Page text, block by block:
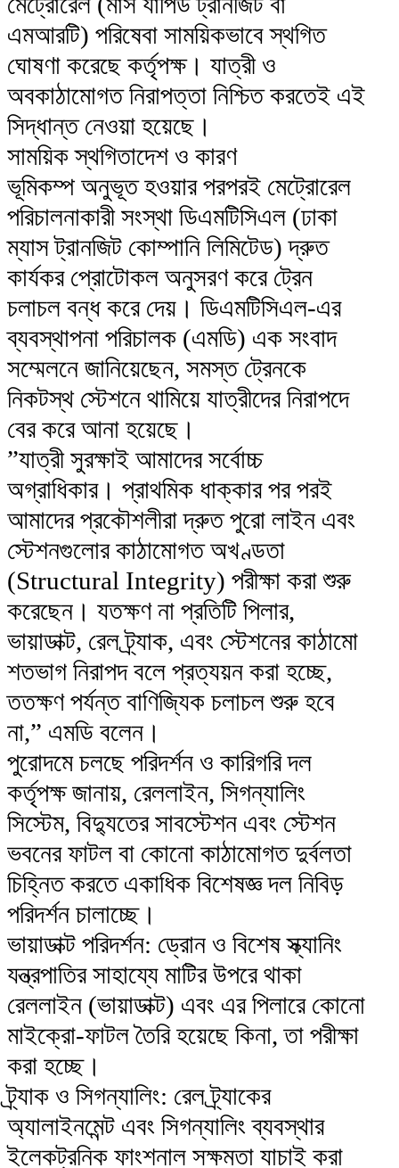
এমআরটি) পরিষেবা সাময়িকভাবে স্থগিত
ঘোষণা করেছে কর্তৃপক্ষ। যাত্রী ও
অবকাঠামোগত নিরাপত্তা নিশ্চিত করতেই এই
সিদ্ধান্ত নেওয়া হয়েছে।
​সাময়িক স্থগিতাদেশ ও কারণ
​ভূমিকম্প অনুভূত হওয়ার পরপরই মেট্রোরেল
পরিচালনাকারী সংস্থা ডিএমটিসিএল (ঢাকা
ম্যাস ট্রানজিট কোম্পানি লিমিটেড) দ্রুত
কার্যকর প্রোটোকল অনুসরণ করে ট্রেন
চলাচল বন্ধ করে দেয়। ডিএমটিসিএল-এর
ব্যবস্থাপনা পরিচালক (এমডি) এক সংবাদ
সম্মেলনে জানিয়েছেন, সমস্ত ট্রেনকে
নিকটস্থ স্টেশনে থামিয়ে যাত্রীদের নিরাপদে
বের করে আনা হয়েছে।
​”যাত্রী সুরক্ষাই আমাদের সর্বোচ্চ
অগ্রাধিকার। প্রাথমিক ধাক্কার পর পরই
আমাদের প্রকৌশলীরা দ্রুত পুরো লাইন এবং
স্টেশনগুলোর কাঠামোগত অখণ্ডতা
(Structural Integrity) পরীক্ষা করা শুরু
করেছেন। যতক্ষণ না প্রতিটি পিলার,
ভায়াডাক্ট, রেল ট্র্যাক, এবং স্টেশনের কাঠামো
শতভাগ নিরাপদ বলে প্রত্যয়ন করা হচ্ছে,
ততক্ষণ পর্যন্ত বাণিজ্যিক চলাচল শুরু হবে
না,” এমডি বলেন।
পুরোদমে চলছে পরিদর্শন ও কারিগরি দল
​কর্তৃপক্ষ জানায়, রেললাইন, সিগন্যালিং
সিস্টেম, বিদ্যুতের সাবস্টেশন এবং স্টেশন
ভবনের ফাটল বা কোনো কাঠামোগত দুর্বলতা
চিহ্নিত করতে একাধিক বিশেষজ্ঞ দল নিবিড়
পরিদর্শন চালাচ্ছে।
​ভায়াডাক্ট পরিদর্শন: ড্রোন ও বিশেষ স্ক্যানিং
যন্ত্রপাতির সাহায্যে মাটির উপরে থাকা
রেললাইন (ভায়াডাক্ট) এবং এর পিলারে কোনো
মাইক্রো-ফাটল তৈরি হয়েছে কিনা, তা পরীক্ষা
করা হচ্ছে।
​ট্র্যাক ও সিগন্যালিং: রেল ট্র্যাকের
অ্যালাইনমেন্ট এবং সিগন্যালিং ব্যবস্থার
ইলেকট্রনিক ফাংশনাল সক্ষমতা যাচাই করা